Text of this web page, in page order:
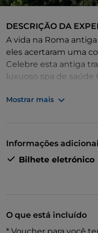
DESCRIÇÃO DA
A vida na Roma
eles acertaram uma
Celebre esta antiga
luxuoso spa de saúde
cercado por uma
Mostrar mais
Informações
Bilhete eletrónico
O que está incluído